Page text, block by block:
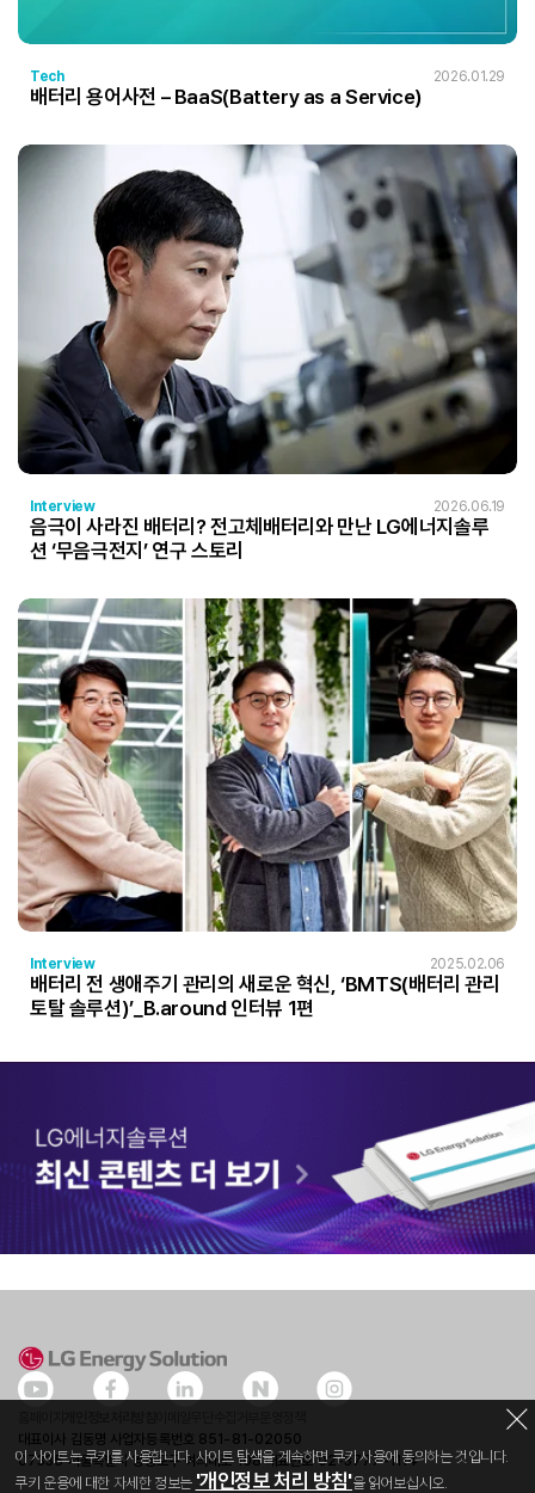
Tech 2026.01.29
배터리 용어사전 – BaaS(Battery as a Service)
Interview 2026.06.19
음극이 사라진 배터리? 전고체배터리와 만난 LG에너지솔루
션 ‘무음극전지’ 연구 스토리
Interview 2025.02.06
배터리 전 생애주기 관리의 새로운 혁신, ‘BMTS(배터리 관리
토탈 솔루션)’_B.around 인터뷰 1편
대표이사 김동명 사업자등록번호 851-81-02050
07335 서울특별시 영등포구 여의대로 108 대표번호 02-3777-1114
이 사이트는 쿠키를 사용합니다. 사이트 탐색을 계속하면 쿠키 사용에 동의하는 것입니다.
쿠키 운용에 대한 자세한 정보는 '개인정보 처리 방침'을 읽어보십시오.